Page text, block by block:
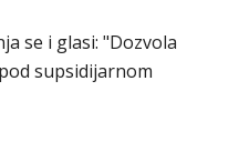
se i glasi: "Dozvola
supsidijarnom